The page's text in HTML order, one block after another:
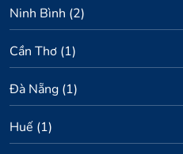
Ninh Bình (2)
Cần Thơ (1)
Đà Nẵng (1)
Huế (1)